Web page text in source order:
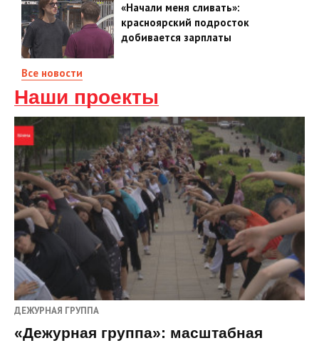
«Начали меня сливать»:
красноярский подросток
добивается зарплаты
Все новости
Наши проекты
ДЕЖУРНАЯ ГРУППА
«Дежурная группа»: масштабная